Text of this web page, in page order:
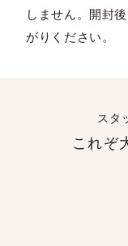
しません。開封
がりください。
スタ
これぞ